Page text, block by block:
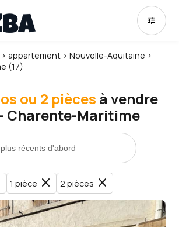
tune
› appartement ›Nouvelle-Aquitaine ›
(17)
ou 2 pièces à vendre
- Charente-Maritime
1 pièce close 2 pièces close